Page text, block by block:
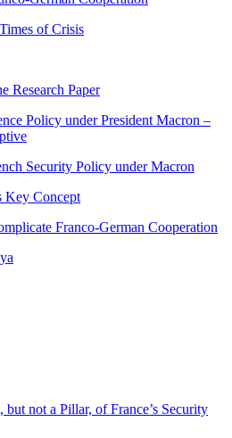
of Crisis
Research Paper
Policy under President Macron –
Security Policy under Macron
Key Concept
Franco‑German Cooperation
not a Pillar, of France’s Security